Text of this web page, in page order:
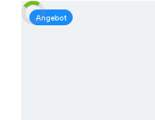
Angebot